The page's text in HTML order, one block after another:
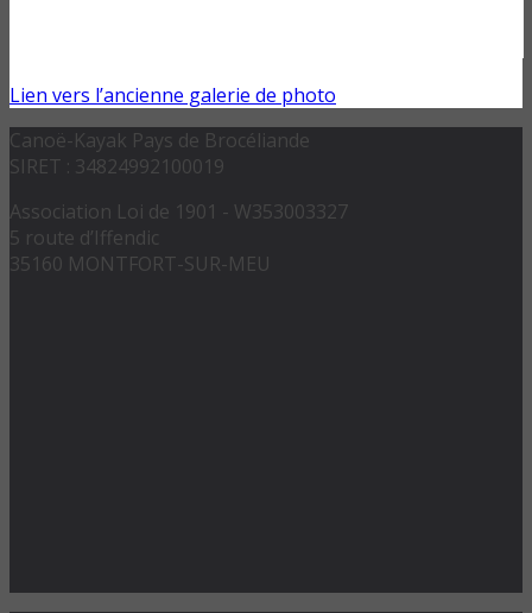
Lien vers l’ancienne galerie de photo
Canoë-Kayak Pays de Brocéliande
SIRET : 34824992100019
Association Loi de 1901 - W353003327
5 route d’Iffendic
35160 MONTFORT-SUR-MEU